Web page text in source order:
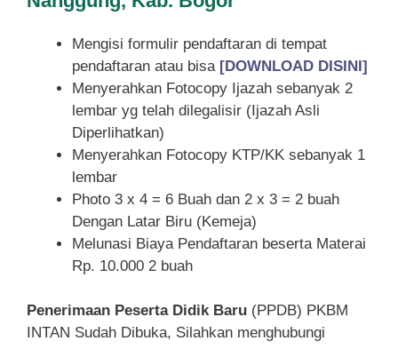
Mengisi formulir pendaftaran di tempat
pendaftaran atau bisa [DOWNLOAD DISINI]
Menyerahkan Fotocopy Ijazah sebanyak 2
lembar yg telah dilegalisir (Ijazah Asli
Diperlihatkan)
Menyerahkan Fotocopy KTP/KK sebanyak 1
lembar
Photo 3 x 4 = 6 Buah dan 2 x 3 = 2 buah
Dengan Latar Biru (Kemeja)
Melunasi Biaya Pendaftaran beserta Materai
Rp. 10.000 2 buah
Penerimaan Peserta Didik Baru (PPDB) PKBM
INTAN Sudah Dibuka, Silahkan menghubungi